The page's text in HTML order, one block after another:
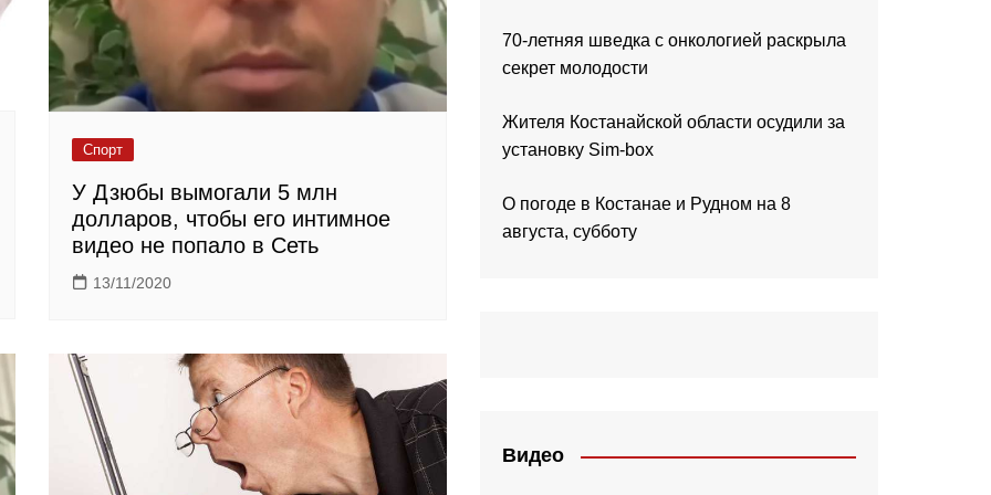
Спорт
У Дзюбы вымогали 5 млн
долларов, чтобы его интимное
видео не попало в Сеть
13/11/2020
70-летняя шведка с онкологией раскрыла
секрет молодости
Жителя Костанайской области осудили за
установку Sim-box
О погоде в Костанае и Рудном на 8
августа, субботу
Видео